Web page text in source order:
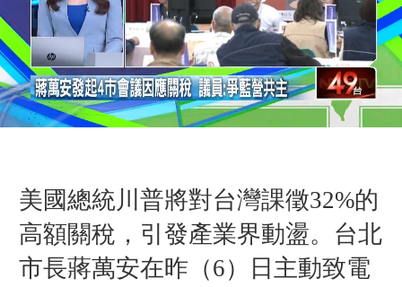
美國總統川普將對台灣課徵32%的
高額關稅，引發產業界動盪。台北
市長蔣萬安在昨（6）日主動致電